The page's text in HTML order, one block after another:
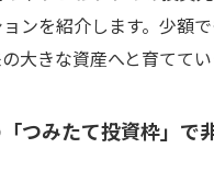
ンを紹介します。少額
大きな資産へと育ててい
つみたて投資枠」で